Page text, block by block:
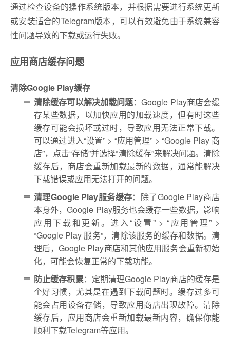
通过检查设备的操作系统版本，并根据需要进行系统更新
或安装适合的Telegram版本，可以有效避免由于系统兼容
性问题导致的下载或运行失败。
应用商店缓存问题
清除Google Play缓存
清除缓存可以解决加载问题：Google Play商店会缓
存某些数据，以加快应用的加载速度，但有时这些
缓存可能会损坏或过时，导致应用无法正常下载。
可以通过进入“设置” > “应用管理” > “Google Play 商
店”，点击“存储”并选择“清除缓存”来解决问题。清除
缓存后，商店会重新加载最新的数据，通常能解决
下载错误或应用无法打开的问题。
清理Google Play服务缓存：除了Google Play商店
本身外，Google Play服务也会缓存一些数据，影响
应用下载和更新。进入“设置” > “应用管理” >
“Google Play 服务”，清除该服务的缓存和数据。清
理后，Google Play商店和其他应用服务会重新初始
化，可能会恢复正常的下载功能。
防止缓存积累：定期清理Google Play商店的缓存是
个好习惯，尤其是在遇到下载问题时。缓存过多可
能会占用设备存储，导致应用商店出现故障。清除
缓存后，应用商店会重新加载最新内容，确保你能
顺利下载Telegram等应用。